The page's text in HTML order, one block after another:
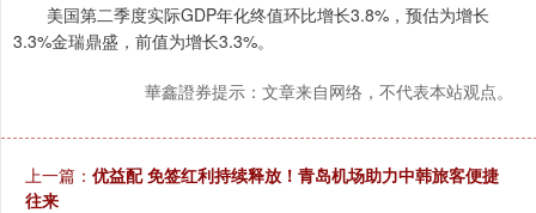
美国第二季度实际GDP年化终值环比增长3.8%，预估为增长
3.3%金瑞鼎盛，前值为增长3.3%。
華鑫證券提示：文章来自网络，不代表本站观点。
上一篇： 优益配 免签红利持续释放！青岛机场助力中韩旅客便捷
往来